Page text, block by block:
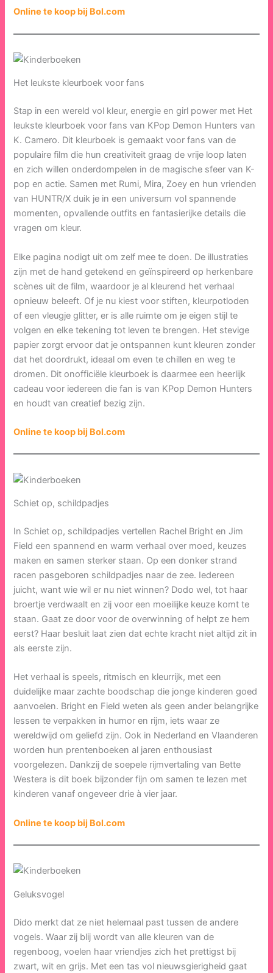
Online te koop bij Bol.com
Het leukste kleurboek voor fans
Stap in een wereld vol kleur, energie en girl power met Het
leukste kleurboek voor fans van KPop Demon Hunters van
K. Camero. Dit kleurboek is gemaakt voor fans van de
populaire film die hun creativiteit graag de vrije loop laten
en zich willen onderdompelen in de magische sfeer van K-
pop en actie. Samen met Rumi, Mira, Zoey en hun vrienden
van HUNTR/X duik je in een universum vol spannende
momenten, opvallende outfits en fantasierijke details die
vragen om kleur.
Elke pagina nodigt uit om zelf mee te doen. De illustraties
zijn met de hand getekend en geïnspireerd op herkenbare
scènes uit de film, waardoor je al kleurend het verhaal
opnieuw beleeft. Of je nu kiest voor stiften, kleurpotloden
of een vleugje glitter, er is alle ruimte om je eigen stijl te
volgen en elke tekening tot leven te brengen. Het stevige
papier zorgt ervoor dat je ontspannen kunt kleuren zonder
dat het doordrukt, ideaal om even te chillen en weg te
dromen. Dit onofficiële kleurboek is daarmee een heerlijk
cadeau voor iedereen die fan is van KPop Demon Hunters
en houdt van creatief bezig zijn.
Online te koop bij Bol.com
Schiet op, schildpadjes
In Schiet op, schildpadjes vertellen Rachel Bright en Jim
Field een spannend en warm verhaal over moed, keuzes
maken en samen sterker staan. Op een donker strand
racen pasgeboren schildpadjes naar de zee. Iedereen
juicht, want wie wil er nu niet winnen? Dodo wel, tot haar
broertje verdwaalt en zij voor een moeilijke keuze komt te
staan. Gaat ze door voor de overwinning of helpt ze hem
eerst? Haar besluit laat zien dat echte kracht niet altijd zit in
als eerste zijn.
Het verhaal is speels, ritmisch en kleurrijk, met een
duidelijke maar zachte boodschap die jonge kinderen goed
aanvoelen. Bright en Field weten als geen ander belangrijke
lessen te verpakken in humor en rijm, iets waar ze
wereldwijd om geliefd zijn. Ook in Nederland en Vlaanderen
worden hun prentenboeken al jaren enthousiast
voorgelezen. Dankzij de soepele rijmvertaling van Bette
Westera is dit boek bijzonder fijn om samen te lezen met
kinderen vanaf ongeveer drie à vier jaar.
Online te koop bij Bol.com
Geluksvogel
Dido merkt dat ze niet helemaal past tussen de andere
vogels. Waar zij blij wordt van alle kleuren van de
regenboog, voelen haar vriendjes zich het prettigst bij
zwart, wit en grijs. Met een tas vol nieuwsgierigheid gaat